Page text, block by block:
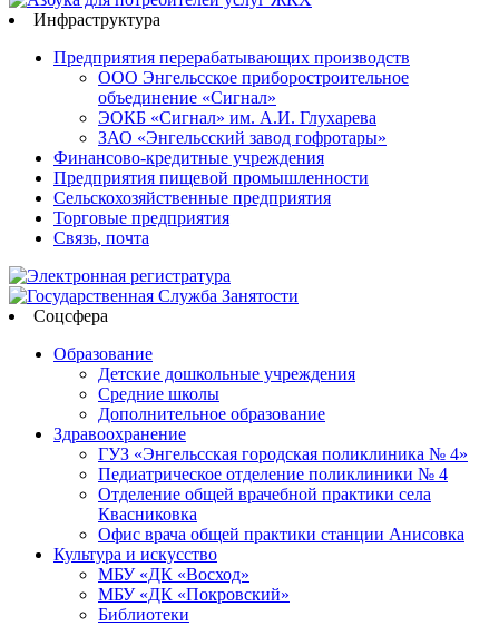
Инфраструктура
Предприятия перерабатывающих производств
ООО Энгельсское приборостроительное
объединение «Сигнал»
ЭОКБ «Сигнал» им. А.И. Глухарева
ЗАО «Энгельсский завод гофротары»
Финансово-кредитные учреждения
Предприятия пищевой промышленности
Сельскохозяйственные предприятия
Торговые предприятия
Связь, почта
Соцсфера
Образование
Детские дошкольные учреждения
Средние школы
Дополнительное образование
Здравоохранение
ГУЗ «Энгельсская городская поликлиника № 4»
Педиатрическое отделение поликлиники № 4
Отделение общей врачебной практики села
Квасниковка
Офис врача общей практики станции Анисовка
Культура и искусство
МБУ «ДК «Восход»
МБУ «ДК «Покровский»
Библиотеки